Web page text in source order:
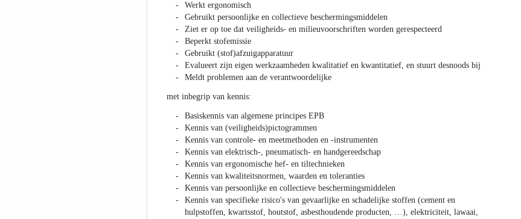
Werkt ergonomisch
Gebruikt persoonlijke en collectieve beschermingsmiddelen
Ziet er op toe dat veiligheids- en milieuvoorschriften worden gerespecteerd
Beperkt stofemissie
Gebruikt (stof)afzuigapparatuur
Evalueert zijn eigen werkzaamheden kwalitatief en kwantitatief, en stuurt desnoods bij
Meldt problemen aan de verantwoordelijke
met inbegrip van kennis:
Basiskennis van algemene principes EPB
Kennis van (veiligheids)pictogrammen
Kennis van controle- en meetmethoden en -instrumenten
Kennis van elektrisch-, pneumatisch- en handgereedschap
Kennis van ergonomische hef- en tiltechnieken
Kennis van kwaliteitsnormen, waarden en toleranties
Kennis van persoonlijke en collectieve beschermingsmiddelen
Kennis van specifieke risico's van gevaarlijke en schadelijke stoffen (cement en
hulpstoffen, kwartsstof, houtstof, asbesthoudende producten, …), elektriciteit, lawaai,